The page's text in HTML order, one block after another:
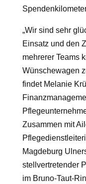
„Wir sind sehr
Einsatz und den
mehrerer Teams
Wünschewagen
findet Melanie
Zusammen mit
Magdeburg
stellvertretender
im Bruno-Taut-